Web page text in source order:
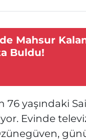
Mahsur
Buldu!
76 yaşındaki
Evinde